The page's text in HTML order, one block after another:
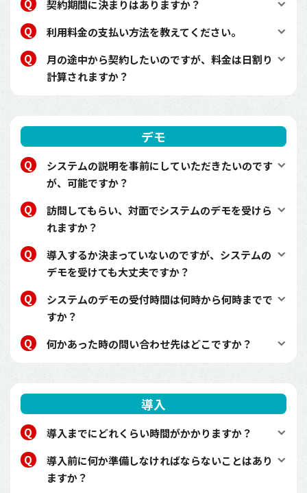
契約期間に決まりはありますか？
利用料金の支払い方法を教えてください。
月の途中から契約したいのですが、料金は日割り
計算されますか？
デモ
システムの説明を事前にしていただきたいのです
が、可能ですか？
訪問してもらい、対面でシステムのデモを受けら
れますか？
導入するか決まっていないのですが、システムの
デモを受けても大丈夫ですか？
システムのデモの受付時間は何時から何時までで
すか？
何かあった時の問い合わせ先はどこですか？
導入
導入までにどれくらい時間がかかりますか？
導入前に何か準備しなければならないことはあり
ますか？